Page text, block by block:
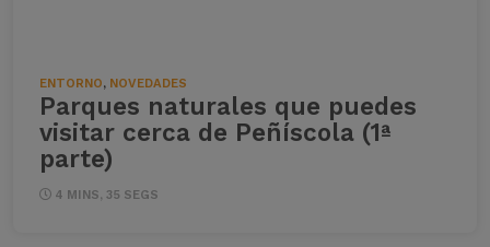
ENTORNO, NOVEDADES
Parques naturales que puedes
visitar cerca de Peñíscola (1ª
parte)
4 MINS, 35 SEGS